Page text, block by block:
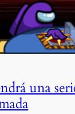
una